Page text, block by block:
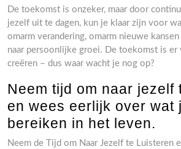
De toekomst is onzeker, maar door
jezelf uit te dagen, kun je klaar zijn voor
omarm verandering, omarm nieuwe
naar persoonlijke groei. De toekomst is
creëren – dus waar wacht je nog op?
Neem tijd om naar jezelf
en wees eerlijk over wat
bereiken in het leven.
Neem de Tijd om Naar Jezelf te Luisteren